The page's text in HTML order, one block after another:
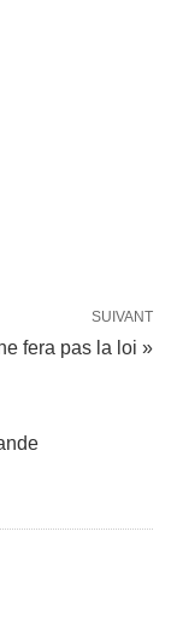
SUIVANT
fera pas la loi »